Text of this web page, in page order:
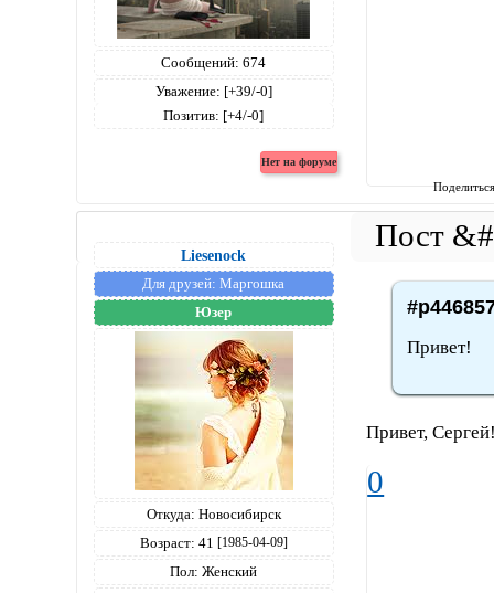
Сообщений: 674
Уважение: [+39/-0]
Позитив: [+4/-0]
Liesenock
Для друзей: Маргошка
Юзер
Откуда: Новосибирск
Возраст: 41 [1985-04-09]
Пол: Женский
Привет!
Привет,
0